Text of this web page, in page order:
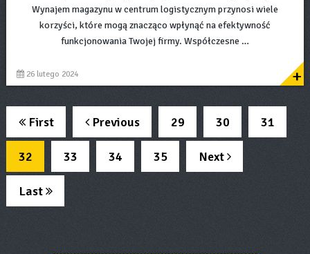
Wynajem magazynu w centrum logistycznym przynosi wiele
korzyści, które mogą znacząco wpłynąć na efektywność
funkcjonowania Twojej firmy. Współczesne …
26 lutego 2024 +
First Previous 29 30 31
32 33 34 35 Next
Last